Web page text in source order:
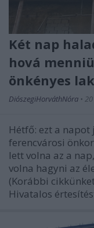
Két nap
hová
önkényes
DiószegiHorváthNóra •
Hétfő: ezt a
ferencvárosi
lett volna az a
volna hagyni az
(Korábbi
Hivatalos